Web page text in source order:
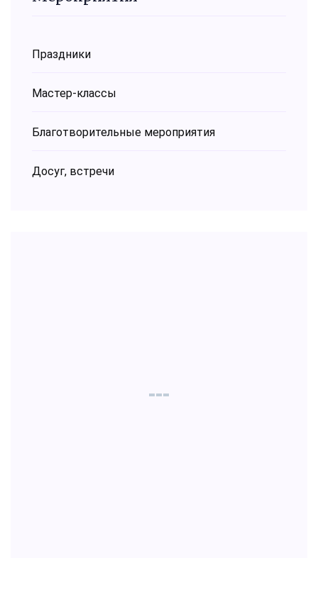
Праздники
Мастер-классы
Благотворительные мероприятия
Досуг, встречи